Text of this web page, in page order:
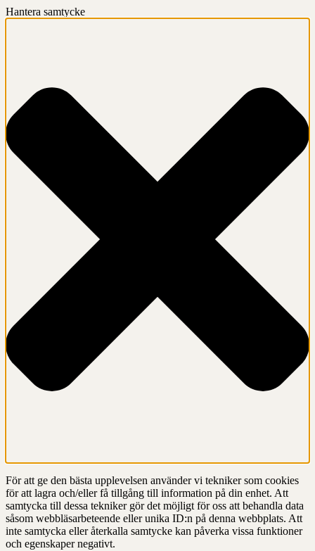
Hantera samtycke
För att ge den bästa upplevelsen använder vi tekniker som cookies
för att lagra och/eller få tillgång till information på din enhet. Att
samtycka till dessa tekniker gör det möjligt för oss att behandla data
såsom webbläsarbeteende eller unika ID:n på denna webbplats. Att
inte samtycka eller återkalla samtycke kan påverka vissa funktioner
och egenskaper negativt.